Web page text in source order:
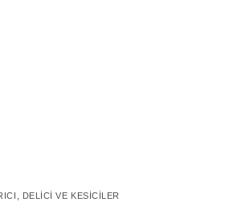
DELICI VE KESICILER